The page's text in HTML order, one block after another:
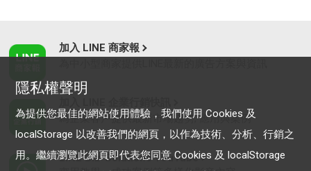
加入 LINE 商家報
為企業客戶提供最新市場趨勢, 應用與案例
LINE Biz-Solutions YouTube
隱私權聲明
為提供您最佳的網站使用體驗，我們使用 Cookies 及
localStorage 以改善我們的網頁，以作為技術、分析、行銷之
用。繼續瀏覽此網頁即代表您同意 Cookies 及 localStorage